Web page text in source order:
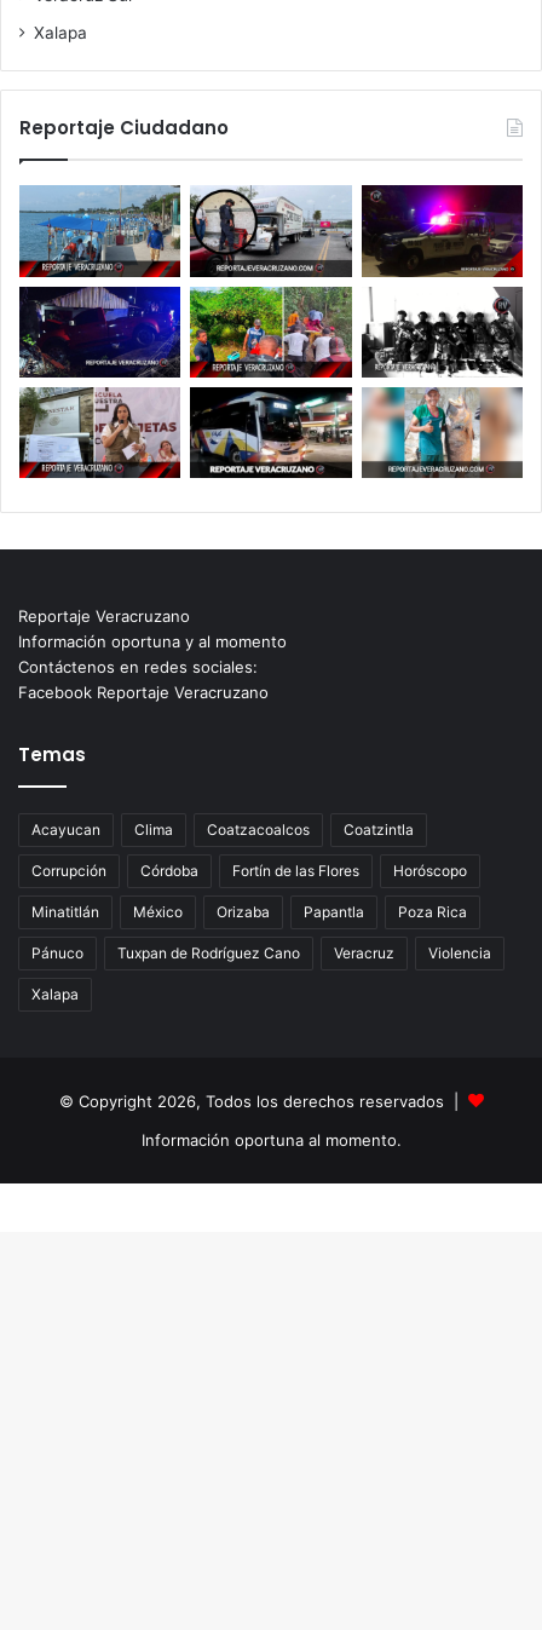
Xalapa
Reportaje Ciudadano
Reportaje Veracruzano
Información oportuna y al momento
Contáctenos en redes sociales:
Facebook Reportaje Veracruzano
Temas
Acayucan Clima Coatzacoalcos Coatzintla
Corrupción Córdoba Fortín de las Flores Horóscopo
Minatitlán México Orizaba Papantla Poza Rica
Pánuco Tuxpan de Rodríguez Cano Veracruz Violencia
Xalapa
© Copyright 2026, Todos los derechos reservados |
Información oportuna al momento.